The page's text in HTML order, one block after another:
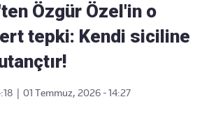
Özgür Özel'in o
tepki: Kendi siciline
01 Temmuz, 2026 - 14:27